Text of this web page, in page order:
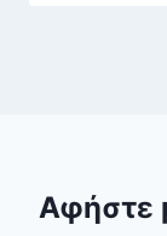
Αφήστε